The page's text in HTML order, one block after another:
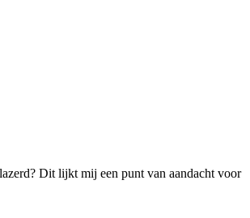
Dit lijkt mij een punt van aandacht voor